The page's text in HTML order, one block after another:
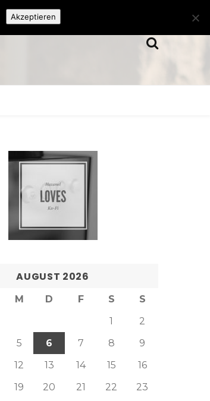
AUGUST 2026
M D F S
S
1
2
5 6 7 8
9
12 13 14 15
16
19 20 21 22
23
Akzeptieren